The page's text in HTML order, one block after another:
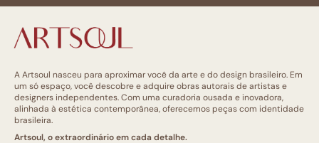
A Artsoul nasceu para aproximar você da arte e do design brasileiro. Em
um só espaço, você descobre e adquire obras autorais de artistas e
designers independentes. Com uma curadoria ousada e inovadora,
alinhada à estética contemporânea, oferecemos peças com identidade
brasileira.
Artsoul, o extraordinário em cada detalhe.